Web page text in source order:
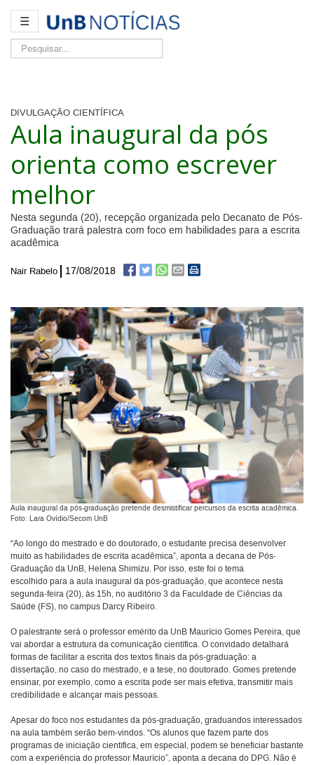
☰
Pesquisar...
DIVULGAÇÃO CIENTÍFICA
Aula inaugural da pós
orienta como escrever
melhor
Nesta segunda (20), recepção organizada pelo Decanato de Pós-
Graduação trará palestra com foco em habilidades para a escrita
acadêmica
Nair Rabelo 17/08/2018
Aula inaugural da pós-graduação pretende desmistificar percursos da escrita acadêmica.
Foto: Lara Ovídio/Secom UnB
“Ao longo do mestrado e do doutorado, o estudante precisa desenvolver
muito as habilidades de escrita acadêmica”, aponta a decana de Pós-
Graduação da UnB, Helena Shimizu. Por isso, este foi o tema
escolhido para a aula inaugural da pós-graduação, que acontece nesta
segunda-feira (20), às 15h, no auditório 3 da Faculdade de Ciências da
Saúde (FS), no campus Darcy Ribeiro.
O palestrante será o professor emérito da UnB Maurício Gomes Pereira, que
vai abordar a estrutura da comunicação científica. O convidado detalhará
formas de facilitar a escrita dos textos finais da pós-graduação: a
dissertação, no caso do mestrado, e a tese, no doutorado. Gomes pretende
ensinar, por exemplo, como a escrita pode ser mais efetiva, transmitir mais
credibilidade e alcançar mais pessoas.
Apesar do foco nos estudantes da pós-graduação, graduandos interessados
na aula também serão bem-vindos. “Os alunos que fazem parte dos
programas de iniciação científica, em especial, podem se beneficiar bastante
com a experiência do professor Maurício”, aponta a decana do DPG. Não é